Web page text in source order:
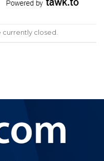
currently closed.